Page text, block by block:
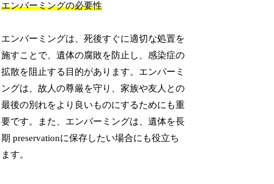
エンバーミングの必要性
エンバーミングは、死後すぐに適切な処置を
施すことで、遺体の腐敗を防止し、感染症の
拡散を阻止する目的があります。エンバーミ
ングは、故人の尊厳を守り、家族や友人との
最後の別れをより良いものにするためにも重
要です。また、エンバーミングは、遺体を長
期 preservationに保存したい場合にも役立ち
ます。